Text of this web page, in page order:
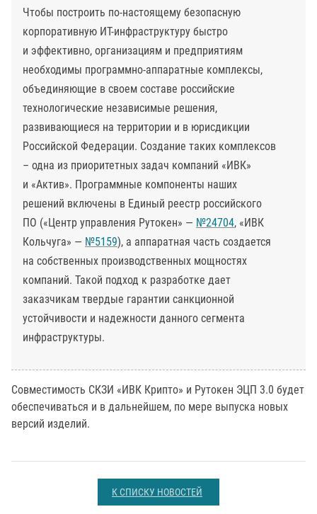
Чтобы построить по-настоящему безопасную
корпоративную ИТ-инфраструктуру быстро
и эффективно, организациям и предприятиям
необходимы программно-аппаратные комплексы,
объединяющие в своем составе российские
технологические независимые решения,
развивающиеся на территории и в юрисдикции
Российской Федерации. Создание таких комплексов
– одна из приоритетных задач компаний «ИВК»
и «Актив». Программные компоненты наших
решений включены в Единый реестр российского
ПО («Центр управления Рутокен» — №24704, «ИВК
Кольчуга» — №5159), а аппаратная часть создается
на собственных производственных мощностях
компаний. Такой подход к разработке дает
заказчикам твердые гарантии санкционной
устойчивости и надежности данного сегмента
инфраструктуры.
Совместимость СКЗИ «ИВК Крипто» и Рутокен ЭЦП 3.0 будет
обеспечиваться и в дальнейшем, по мере выпуска новых
версий изделий.
К СПИСКУ НОВОСТЕЙ